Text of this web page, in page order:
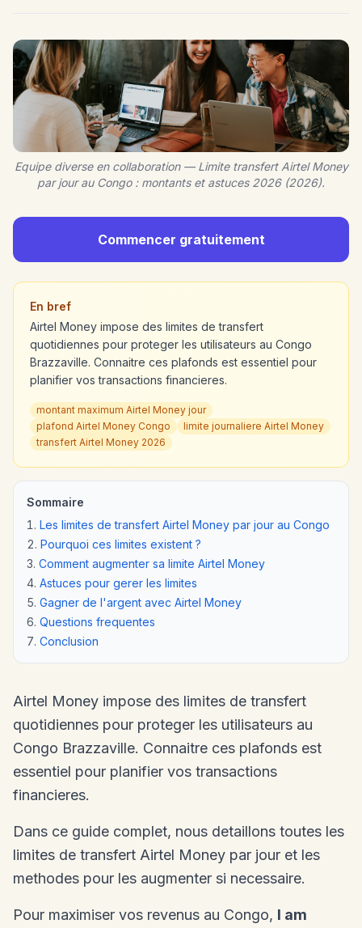
Equipe diverse en collaboration — Limite transfert Airtel Money
par jour au Congo : montants et astuces 2026 (2026).
Commencer gratuitement
En bref
Airtel Money impose des limites de transfert
quotidiennes pour proteger les utilisateurs au Congo
Brazzaville. Connaitre ces plafonds est essentiel pour
planifier vos transactions financieres.
montant maximum Airtel Money jour
plafond Airtel Money Congo
limite journaliere Airtel Money
transfert Airtel Money 2026
Sommaire
Les limites de transfert Airtel Money par jour au Congo
Pourquoi ces limites existent ?
Comment augmenter sa limite Airtel Money
Astuces pour gerer les limites
Gagner de l'argent avec Airtel Money
Questions frequentes
Conclusion
Airtel Money impose des limites de transfert
quotidiennes pour proteger les utilisateurs au
Congo Brazzaville. Connaitre ces plafonds est
essentiel pour planifier vos transactions
financieres.
Dans ce guide complet, nous detaillons toutes les
limites de transfert Airtel Money par jour et les
methodes pour les augmenter si necessaire.
Pour maximiser vos revenus au Congo, I am